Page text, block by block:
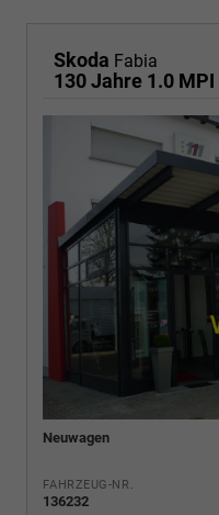
Skoda Fabia
Neuwagen
FAHRZEUG-NR.
136232